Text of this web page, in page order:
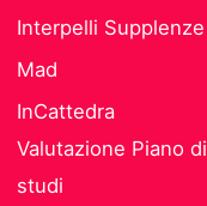
Interpelli Supplenze
Mad
InCattedra
Valutazione Piano di
studi